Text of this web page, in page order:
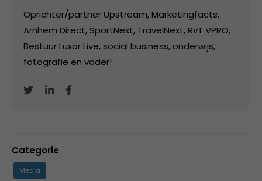
Oprichter/partner Upstream, Marketingfacts,
Arnhem Direct, SportNext, TravelNext, RvT VPRO,
Bestuur Luxor Live, social business, onderwijs,
fotografie en vader!
Categorie
Media